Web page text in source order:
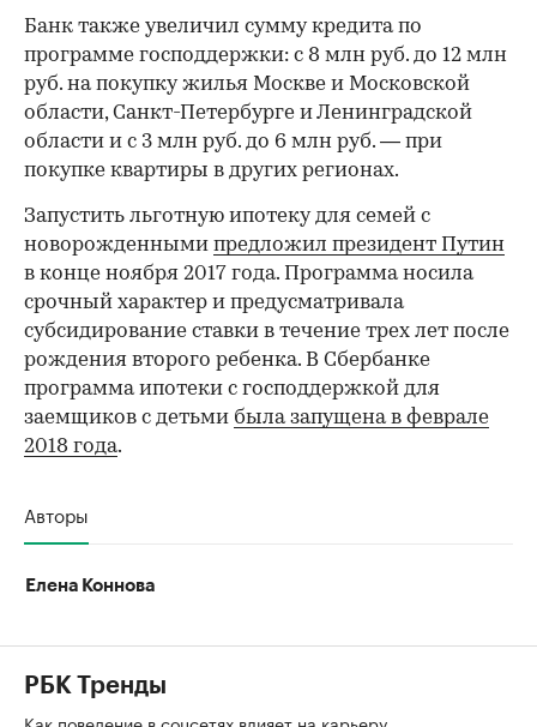
Банк также увеличил сумму кредита по
программе господдержки: с 8 млн руб. до 12 млн
руб. на покупку жилья Москве и Московской
области, Санкт-Петербурге и Ленинградской
области и с 3 млн руб. до 6 млн руб. — при
покупке квартиры в других регионах.
Запустить льготную ипотеку для семей с
новорожденными предложил президент Путин
в конце ноября 2017 года. Программа носила
срочный характер и предусматривала
субсидирование ставки в течение трех лет после
рождения второго ребенка. В Сбербанке
программа ипотеки с господдержкой для
заемщиков с детьми была запущена в феврале
2018 года.
Авторы
Елена Коннова
РБК Тренды